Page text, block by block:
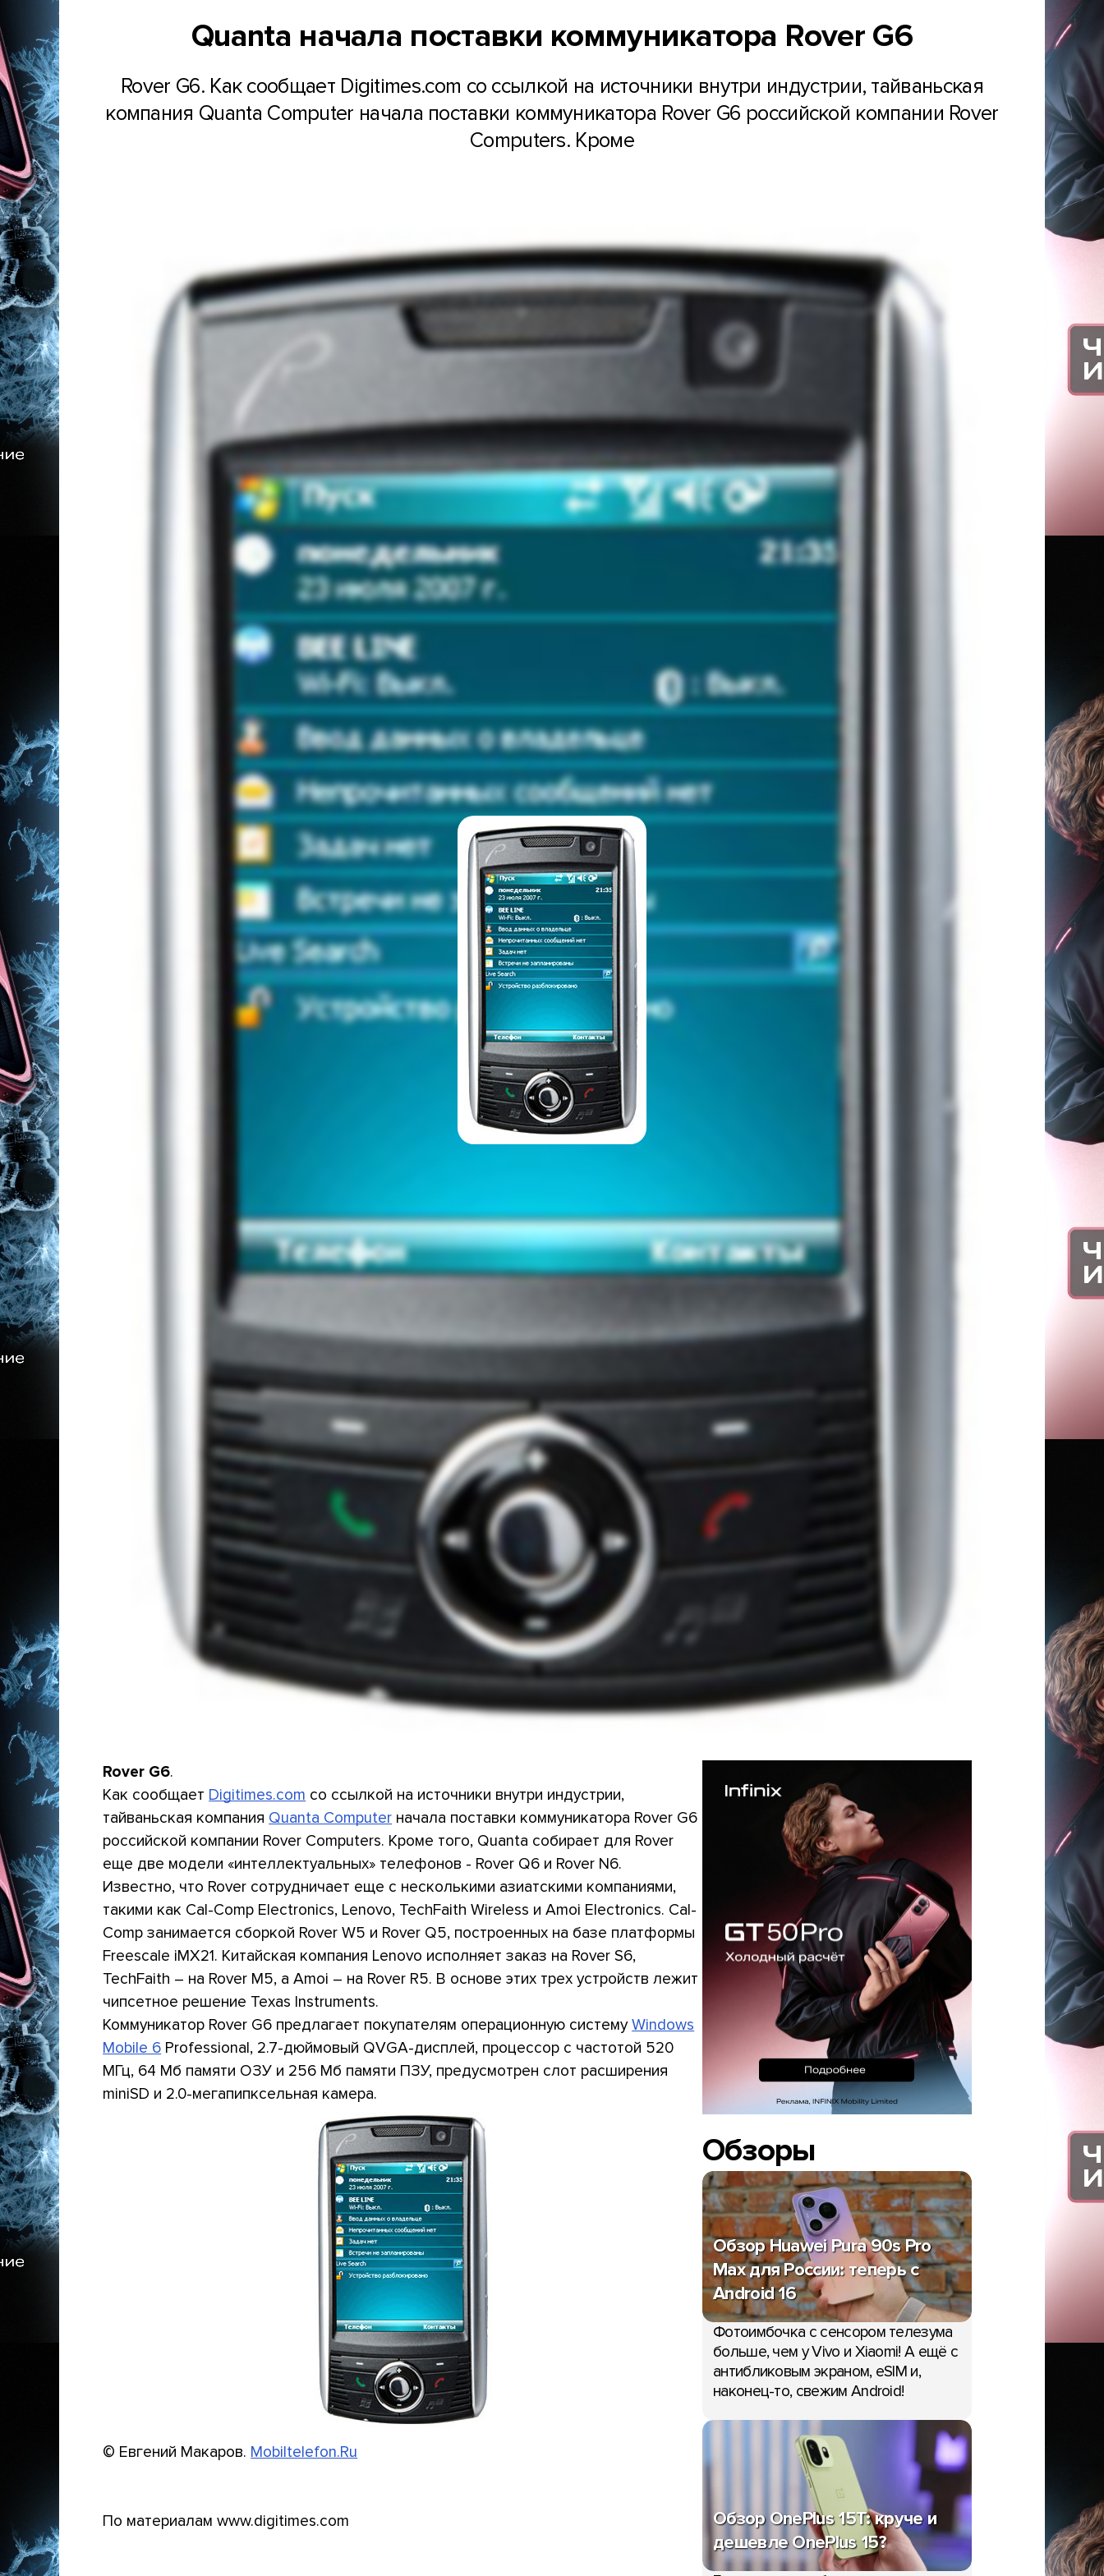
Quanta начала поставки коммуникатора Rover G6
Rover G6. Как сообщает Digitimes.com со ссылкой на источники внутри индустрии, тайваньская
компания Quanta Computer начала поставки коммуникатора Rover G6 российской компании Rover
Computers. Кроме
Rover G6.
Как сообщает Digitimes.com со ссылкой на источники внутри индустрии,
тайваньская компания Quanta Computer начала поставки коммуникатора Rover G6
российской компании Rover Computers. Кроме того, Quanta собирает для Rover
еще две модели «интеллектуальных» телефонов - Rover Q6 и Rover N6.
Известно, что Rover сотрудничает еще с несколькими азиатскими компаниями,
такими как Cal-Comp Electronics, Lenovo, TechFaith Wireless и Amoi Electronics. Cal-
Comp занимается сборкой Rover W5 и Rover Q5, построенных на базе платформы
Freescale iMX21. Китайская компания Lenovo исполняет заказ на Rover S6,
TechFaith – на Rover M5, а Amoi – на Rover R5. В основе этих трех устройств лежит
чипсетное решение Texas Instruments.
Коммуникатор Rover G6 предлагает покупателям операционную системуWindows
Mobile 6 Professional, 2.7-дюймовый QVGA-дисплей, процессор с частотой 520
МГц, 64 Мб памяти ОЗУ и 256 Мб памяти ПЗУ, предусмотрен слот расширения
miniSD и 2.0-мегапипксельная камера.
© Евгений Макаров. Mobiltelefon.Ru
По материалам www.digitimes.com
Обзоры
Обзор Huawei Pura 90s Pro
Max для России: теперь с
Android 16
Фотоимбочка с сенсором телезума
больше, чем у Vivo и Xiaomi! А ещё с
антибликовым экраном, eSIM и,
наконец-то, свежим Android!
Обзор OnePlus 15T: круче и
дешевле OnePlus 15?